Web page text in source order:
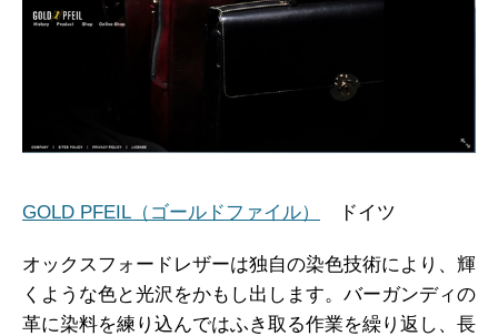
GOLD PFEIL（ゴールドファイル） ドイツ
オックスフォードレザーは独自の染色技術により、輝
くような色と光沢をかもし出します。バーガンディの
革に染料を練り込んではふき取る作業を繰り返し、長